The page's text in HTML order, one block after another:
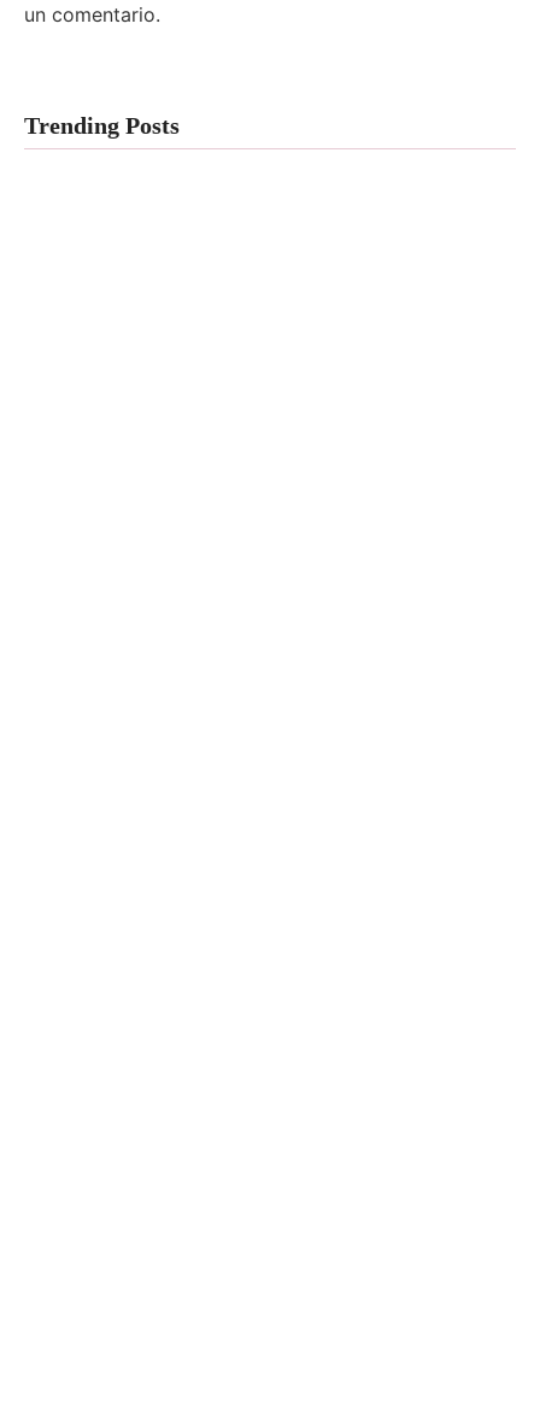
un comentario.
Trending Posts